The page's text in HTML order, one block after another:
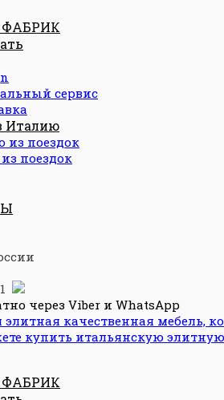
ФАБРИК
сервис
Италию
из поездок
поездок
через Viber и WhatsApp
ФАБРИК